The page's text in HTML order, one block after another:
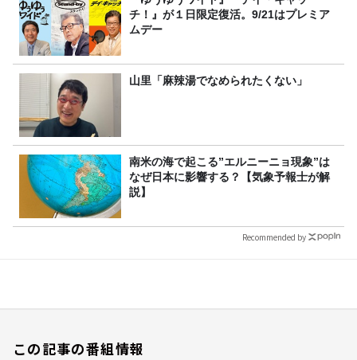
チ！』が１日限定復活。9/21はプレミア
ムデー
山里「麻辣湯でなめられたくない」
南米の海で起こる”エルニーニョ現象”は
なぜ日本に影響する？【気象予報士が解
説】
Recommended by
この記事の番組情報